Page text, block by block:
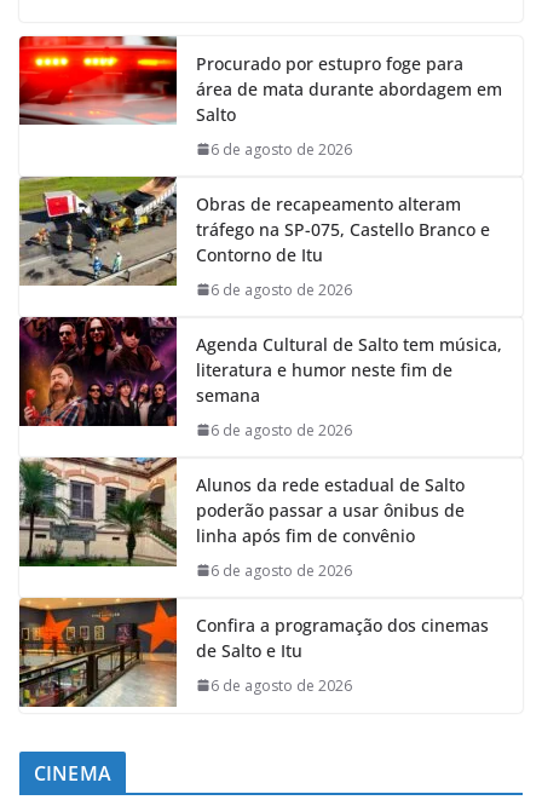
e
b
o
o
t
s
A
p
k
e
d
I
m
Procurado por estupro foge para
área de mata durante abordagem em
Salto
6 de agosto de 2026
Obras de recapeamento alteram
tráfego na SP-075, Castello Branco e
Contorno de Itu
6 de agosto de 2026
Agenda Cultural de Salto tem música,
literatura e humor neste fim de
semana
6 de agosto de 2026
Alunos da rede estadual de Salto
poderão passar a usar ônibus de
linha após fim de convênio
6 de agosto de 2026
Confira a programação dos cinemas
de Salto e Itu
6 de agosto de 2026
CINEMA